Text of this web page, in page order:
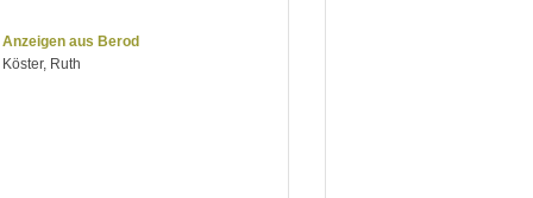
Anzeigen aus Berod
Köster, Ruth